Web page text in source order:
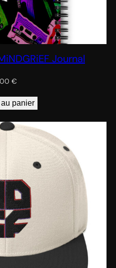
Journal
€
panier